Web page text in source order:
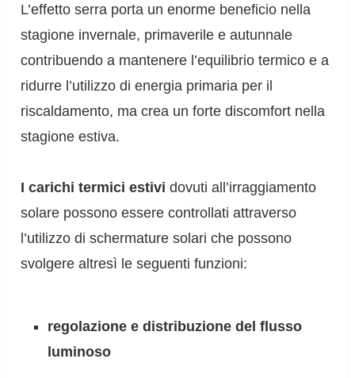
L’effetto serra porta un enorme beneficio nella
stagione invernale, primaverile e autunnale
contribuendo a mantenere l’equilibrio termico e a
ridurre l’utilizzo di energia primaria per il
riscaldamento, ma crea un forte discomfort nella
stagione estiva.
I carichi termici estivi dovuti all’irraggiamento
solare possono essere controllati attraverso
l’utilizzo di schermature solari che possono
svolgere altresì le seguenti funzioni:
regolazione e distribuzione del flusso
luminoso